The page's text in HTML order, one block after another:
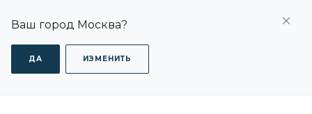
Ваш город Москва?
ДА ИЗМЕНИТЬ